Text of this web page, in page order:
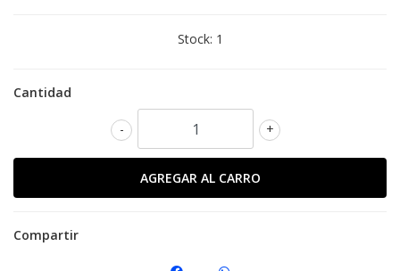
Stock: 1
Cantidad
+
-
Compartir